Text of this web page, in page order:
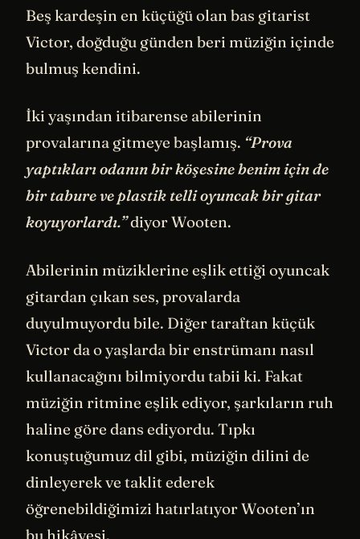
Beş kardeşin en küçüğü olan bas gitarist
Victor, doğduğu günden beri müziğin içinde
bulmuş kendini.
İki yaşından itibarense abilerinin
provalarına gitmeye başlamış. “Prova
yaptıkları odanın bir köşesine benim için de
bir tabure ve plastik telli oyuncak bir gitar
koyuyorlardı.”diyor Wooten.
Abilerinin müziklerine eşlik ettiği oyuncak
gitardan çıkan ses, provalarda
duyulmuyordu bile. Diğer taraftan küçük
Victor da o yaşlarda bir enstrümanı nasıl
kullanacağını bilmiyordu tabii ki. Fakat
müziğin ritmine eşlik ediyor, şarkıların ruh
haline göre dans ediyordu. Tıpkı
konuştuğumuz dil gibi, müziğin dilini de
dinleyerek ve taklit ederek
öğrenebildiğimizi hatırlatıyor Wooten’ın
bu hikâyesi.